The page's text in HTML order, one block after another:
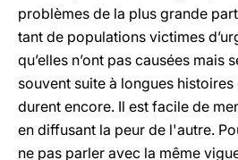
problèmes de la plus grande
tant de populations victimes
qu’elles n’ont pas causées mais
souvent suite à longues
durent encore. Il est facile de
en diffusant la peur de l'autre.
ne pas parler avec la même